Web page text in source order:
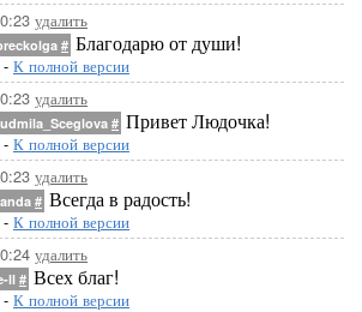
удалить
# Благодарю от души!
- К полной версии
удалить
# Привет Людочка!
- К полной версии
удалить
# Всегда в радость!
- К полной версии
удалить
ll # Всех благ!
- К полной версии